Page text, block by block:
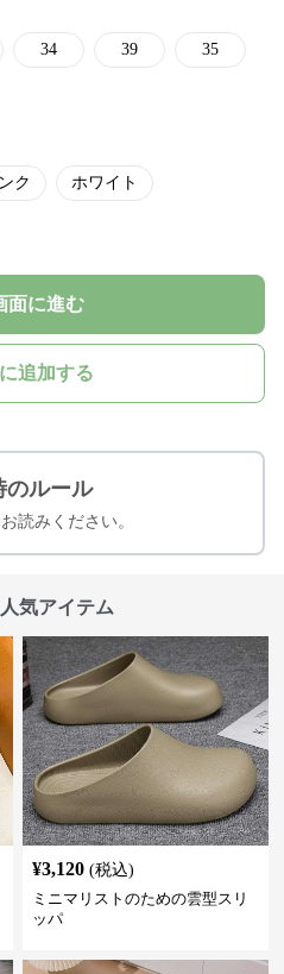
34 39 35
ク ホワイト
面に進む
追加する
のルール
読みください。
気アイテム
¥3,120 (税込)
ミニマリストのための雲型スリ
ッパ